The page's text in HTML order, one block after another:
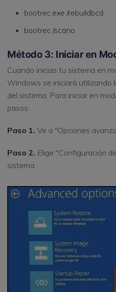
bootrec.exe /rebuildbcd
bootrec /scano
Método 3: Iniciar en
Cuando inicias tu sistema en
Windows se iniciará utilizando
del sistema. Para iniciar en
pasos:
Paso 1. Ve a "Opciones
Paso 2. Elige "Configuración
sistema.